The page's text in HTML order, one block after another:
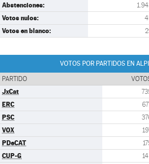
Abstenciones:
Votos nulos:
Votos en blanco:
VOTOS POR PARTIDOS EN
PARTIDO
JxCat
ERC
PSC
VOX
PDeCAT
CUP-G